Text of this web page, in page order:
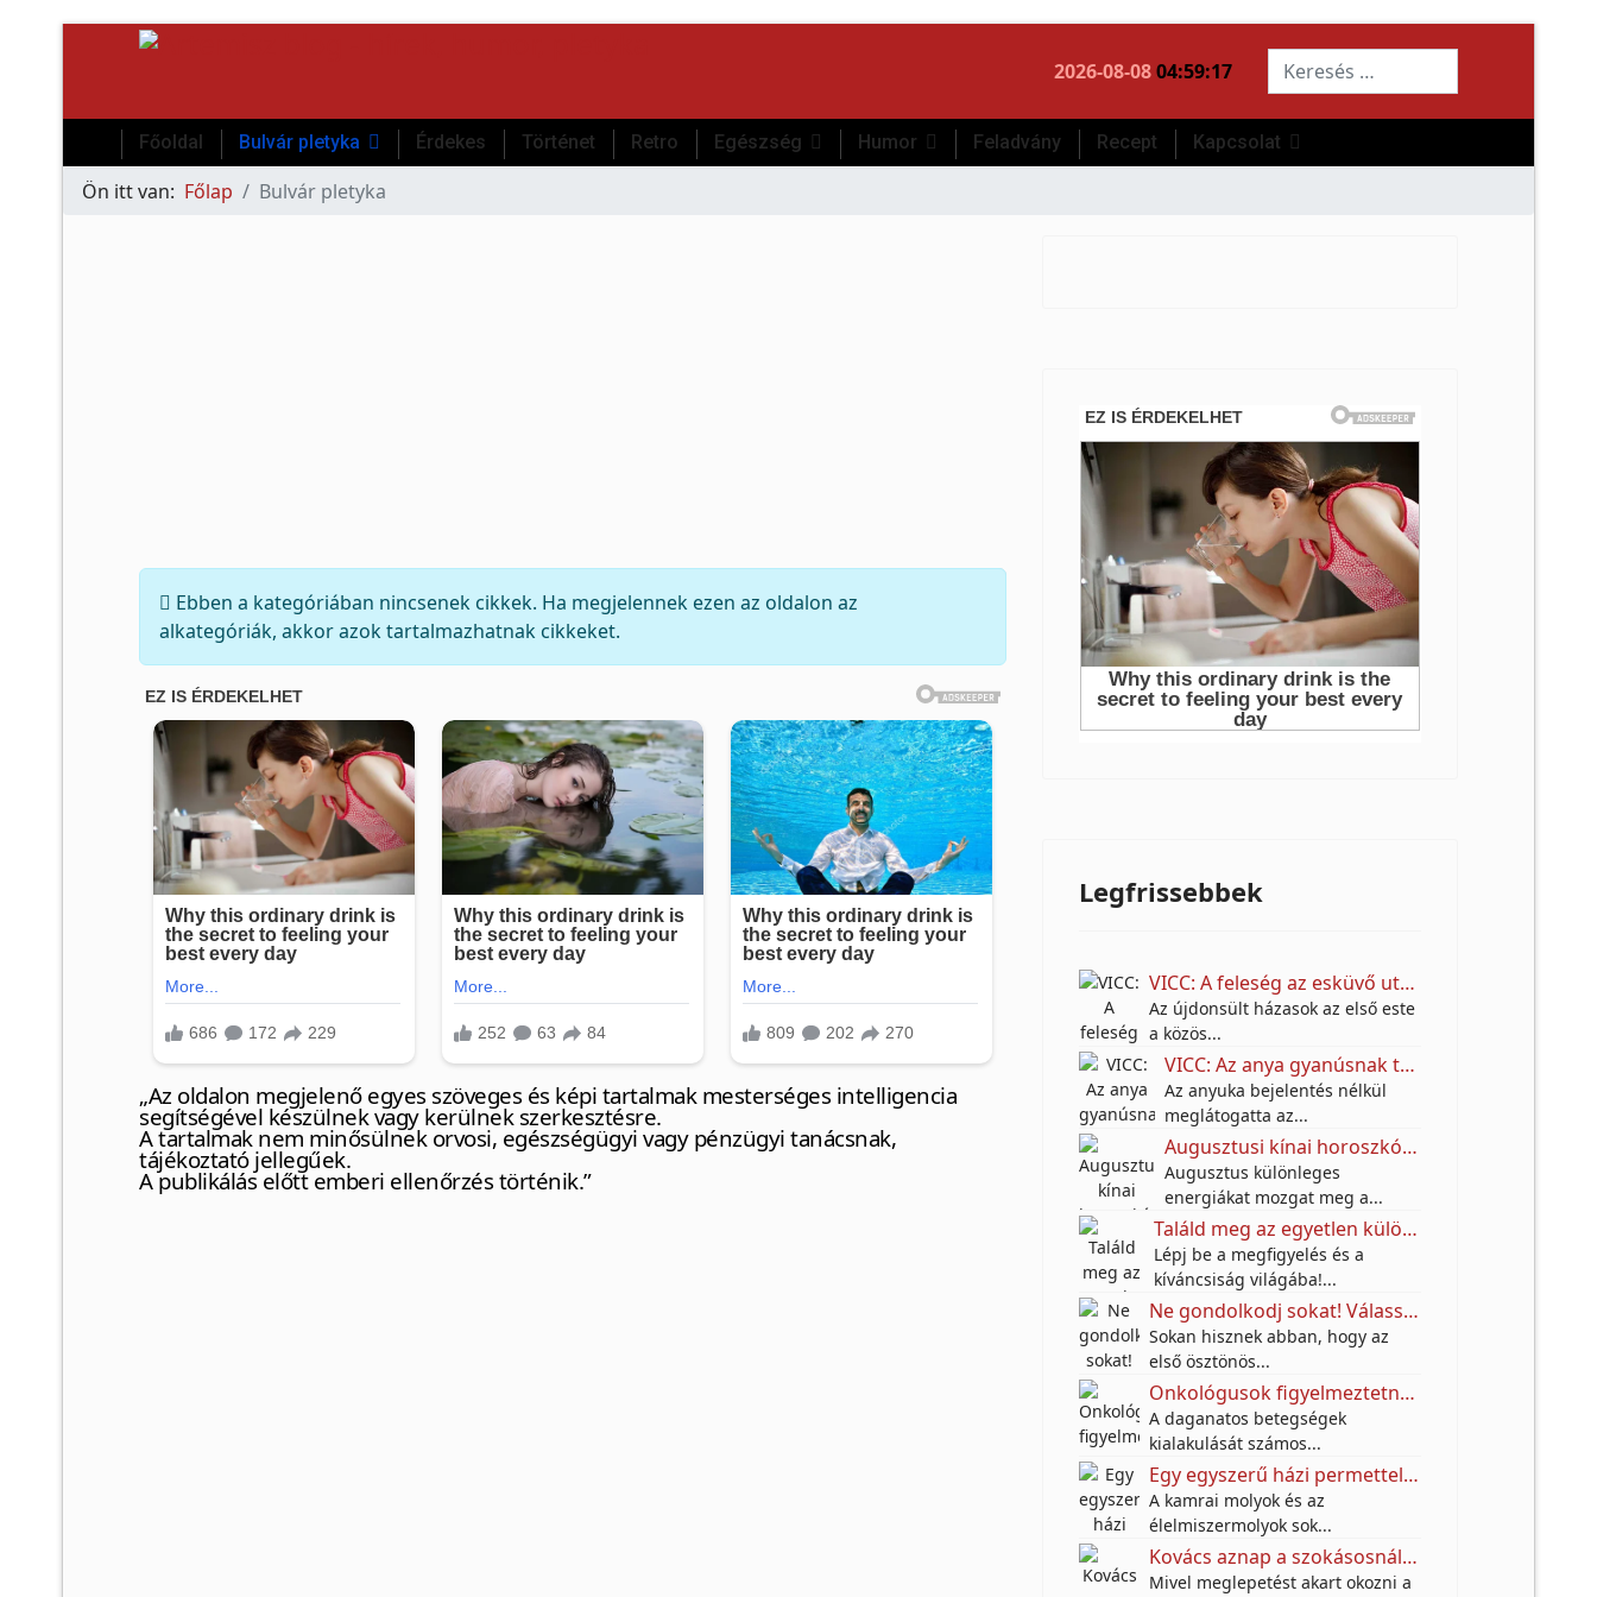
2026-08-0804:59:18 Keresés...
Főoldal Bulvár pletyka Érdekes Történet Retro Egészség Humor Feladvány Recept Kapcsolat
Ön itt van: Főlap Bulvár pletyka
Információ
Ebben a kategóriában nincsenek cikkek. Ha megjelennek ezen az oldalon az
alkategóriák, akkor azok tartalmazhatnak cikkeket.
„Az oldalon megjelenő egyes szöveges és képi tartalmak mesterséges intelligencia
segítségével készülnek vagy kerülnek szerkesztésre.
A tartalmak nem minősülnek orvosi, egészségügyi vagy pénzügyi tanácsnak,
tájékoztató jellegűek.
A publikálás előtt emberi ellenőrzés történik.”
Legfrissebbek
VICC: A feleség az esküvő után színt vall a férjének.
Az újdonsült házasok az első este
a közös...
VICC: Az anya gyanúsnak találta a fia lakótársát.
Az anyuka bejelentés nélkül
meglátogatta az...
Augusztusi kínai horoszkóp: ezeknek a jegyeknek nagy fordulatot hozhat a hónap
Augusztus különleges
energiákat mozgat meg a...
Találd meg az egyetlen különbséget az utcai festő képén – a legtöbben nem veszik észre!
Lépj be a megfigyelés és a
kíváncsiság világába!...
Ne gondolkodj sokat! Válassz egy karkötőt, és tudd meg, milyen anyagi jövő várhat rád a következő 10 évben!
Sokan hisznek abban, hogy az
első ösztönös...
Onkológusok figyelmeztetnek: Ez a 10 mindennapi szokás növelheti a daganatos betegségek kockázatát
A daganatos betegségek
kialakulását számos...
Egy egyszerű házi permettel próbálják távol tartani a molyokat – A titok egy jól ismert fűszerben rejlik
A kamrai molyok és az
élelmiszermolyok sok...
Kovács aznap a szokásosnál jóval korábban végzett a munkában.
Mivel meglepetést akart okozni a